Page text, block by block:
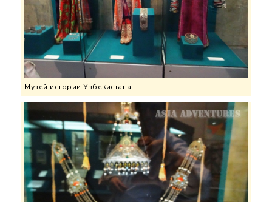
Музей истории Узбекистана